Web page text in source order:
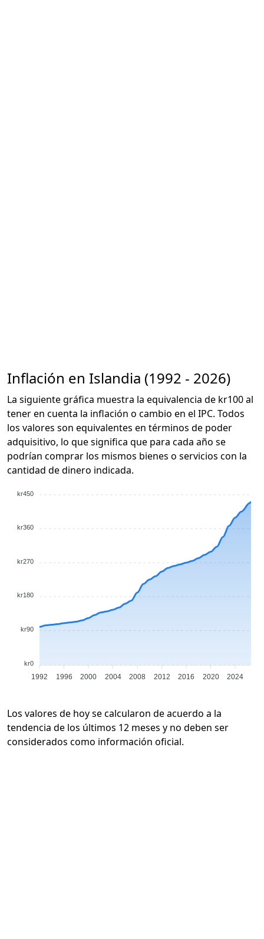
Inflación en Islandia (1992 - 2026)
La siguiente gráfica muestra la equivalencia de kr100 al
tener en cuenta la inflación o cambio en el IPC. Todos
los valores son equivalentes en términos de poder
adquisitivo, lo que significa que para cada año se
podrían comprar los mismos bienes o servicios con la
cantidad de dinero indicada.
kr450
kr360
kr270
kr180
kr90
kr0
1992 1996 2000 2004 2008 2012 2016 2020 2024
Los valores de hoy se calcularon de acuerdo a la
tendencia de los últimos 12 meses y no deben ser
considerados como información oficial.